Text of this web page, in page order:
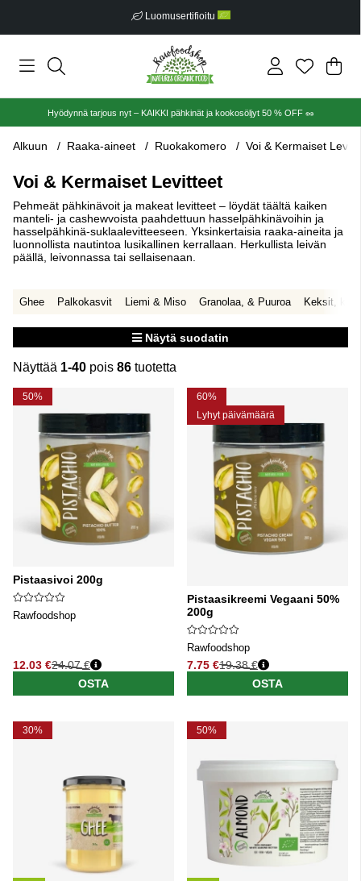
Ilmainen toimitus alkaen €30
.
Hyödynnä tarjous nyt – KAIKKI pähkinät ja kookosöljyt 50 % OFF 🥜
Alkuun Raaka-aineet Ruokakomero Voi & Kermaiset
Voi & Kermaiset Levitteet
Pehmeät pähkinävoit ja makeat levitteet – löydät täältä kaiken
manteli- ja cashewvoista paahdettuun hasselpähkinävoihin ja
hasselpähkinä-suklaalevitteeseen. Yksinkertaisia raaka-aineita ja
luonnollista nautintoa lusikallinen kerrallaan. Herkullista leivän
päällä, leivonnassa tai sellaisenaan.
Ghee Palkokasvit Liemi & Miso Granolaa, & Puuroa Keksit,
Näytä suodatin
Näyttää 1-40 pois 86 tuotetta
Tuotteet
50%
Pistaasivoi 200g
Rawfoodshop
12.03 €
Normaali hinta
24.07 €
OSTA
60%
Lyhyt päivämäärä
Pistaasikreemi Vegaani 50%
200g
Rawfoodshop
7.75 €
Normaali hinta
19.38 €
OSTA
30% 50%